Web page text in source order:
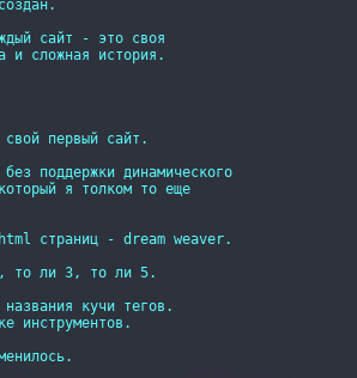
сайт - это своя
и сложная история.
первый сайт.
поддержки динамического
я толком то еще
страниц - dream weaver.
то ли 3, то ли 5.
кучи тегов.
инструментов.